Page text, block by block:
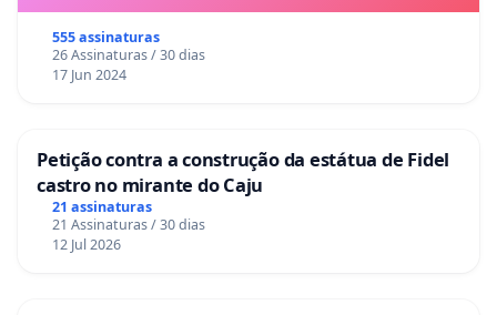
555 assinaturas
26 Assinaturas / 30 dias
17 Jun 2024
Petição contra a construção da estátua de Fidel
castro no mirante do Caju
21 assinaturas
21 Assinaturas / 30 dias
12 Jul 2026